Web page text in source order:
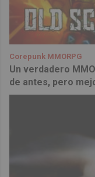
Corepunk MMORPG
Un verdadero
de antes, pero